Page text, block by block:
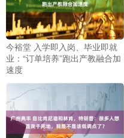
今裕堂 入学即入岗、毕业即就
业：“订单培养”跑出产教融合加
速度